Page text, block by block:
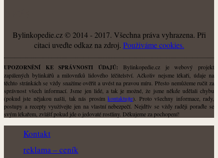
Bylinkopedie.cz © 2014 - 2017. Všechna práva vyhrazena. Při
citaci uveďte odkaz na zdroj. Použiváme cookies.
UPOZORNĚNÍ KE SPRÁVNOSTI ÚDAJŮ: Bylinkopedie.cz je webový projekt
zapálených bylinkářů a milovníků lidového léčitelství. Ačkoliv nejsme lékaři, údaje na
těchto stránkách se vždy snažíme ověřit a uvést na pravou míru. Přesto nemůžeme ručit za
správnost všech informací. Jsme jen lidé, a tak je možné, že jsme někde udělali chybu
(pokud jste nějakou našli, tak nás prosímkontaktujte). Proto všechny informace, rady,
postupy a recepty využívejte jen na vlastní nebezpečí. Nejdřív se vždy raději poraďte se
svým lékařem, zvlášť pokud jde o jedovaté rostliny. Děkujeme za pochopení!
Kontakt
reklama – ceník